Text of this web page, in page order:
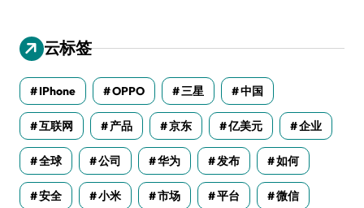
云标签
IPhone OPPO 三星 中国
互联网 产品 京东 亿美元 企业
全球 公司 华为 发布 如何
安全 小米 市场 平台 微信